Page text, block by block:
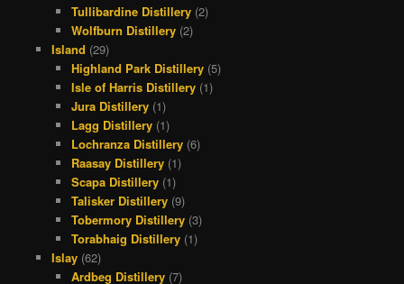
Tullibardine Distillery (2)
Wolfburn Distillery (2)
Island (29)
Highland Park Distillery (5)
Isle of Harris Distillery (1)
Jura Distillery (1)
Lagg Distillery (1)
Lochranza Distillery (6)
Raasay Distillery (1)
Scapa Distillery (1)
Talisker Distillery (9)
Tobermory Distillery (3)
Torabhaig Distillery (1)
Islay(62)
Ardbeg Distillery (7)